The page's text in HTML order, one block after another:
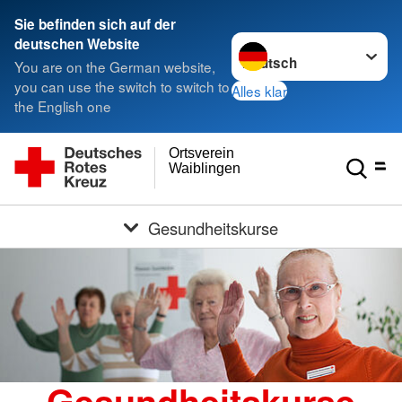
Sie befinden sich auf der
deutschen Website
You are on the German website,
you can use the switch to switch to
the English one
Sprache wechseln zu
Alles klar
Waiblingen
Ortsverein
Gesundheitskurse